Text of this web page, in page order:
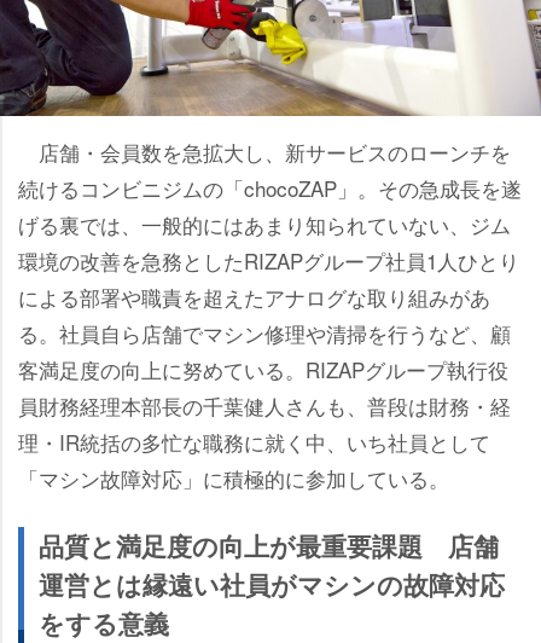
店舗・会員数を急拡大し、新サービスのローンチを
続けるコンビニジムの「chocoZAP」。その急成長を遂
げる裏では、一般的にはあまり知られていない、ジム
環境の改善を急務としたRIZAPグループ社員1人ひとり
による部署や職責を超えたアナログな取り組みがあ
る。社員自ら店舗でマシン修理や清掃を行うなど、顧
客満足度の向上に努めている。RIZAPグループ執行役
員財務経理本部長の千葉健人さんも、普段は財務・経
理・IR統括の多忙な職務に就く中、いち社員として
「マシン故障対応」に積極的に参加している。
品質と満足度の向上が最重要課題 店舗
運営とは縁遠い社員がマシンの故障対応
をする意義